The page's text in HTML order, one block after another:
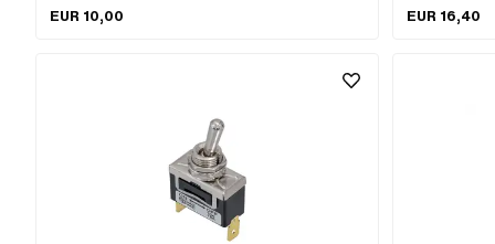
silber · Anzahl Kabel: 1 Stk. · Anzahl Stellungen: 2 Stk. ·
Kabellänge: 700 mm · Breite: 24.9 mm · Ø Lenker: 22 mm
EUR 10,00
Oberfläche:
Abblendlicht ·
EUR 16,40